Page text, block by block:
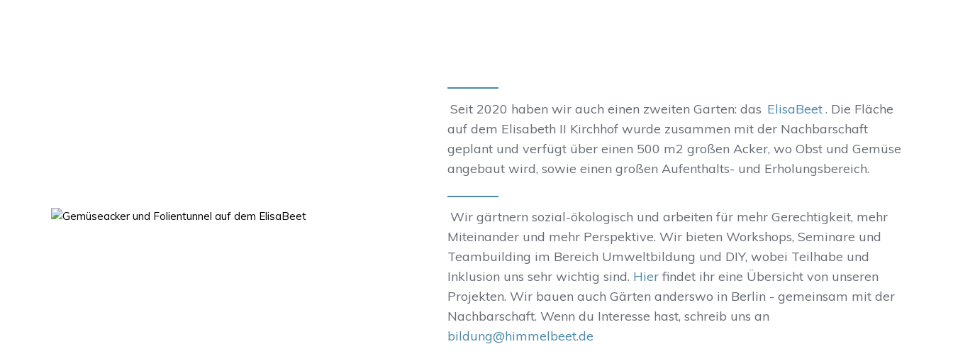
Seit 2020 haben wir auch einen zweiten Garten: das ElisaBeet. Die Fläche
auf dem Elisabeth II Kirchhof wurde zusammen mit der Nachbarschaft
geplant und verfügt über einen 500 m2 großen Acker, wo Obst und Gemüse
angebaut wird, sowie einen großen Aufenthalts- und Erholungsbereich.
Wir gärtnern sozial-ökologisch und arbeiten für mehr Gerechtigkeit, mehr
Miteinander und mehr Perspektive. Wir bieten Workshops, Seminare und
Teambuilding im Bereich Umweltbildung und DIY, wobei Teilhabe und
Inklusion uns sehr wichtig sind. Hierfindet ihr eine Übersicht von unseren
Projekten. Wir bauen auch Gärten anderswo in Berlin - gemeinsam mit der
Nachbarschaft. Wenn du Interesse hast, schreib uns an
bildung@himmelbeet.de